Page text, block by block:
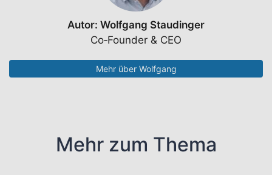
Autor: Wolfgang Staudinger
Co‐Founder & CEO
Mehr über Wolfgang
Mehr zum Thema